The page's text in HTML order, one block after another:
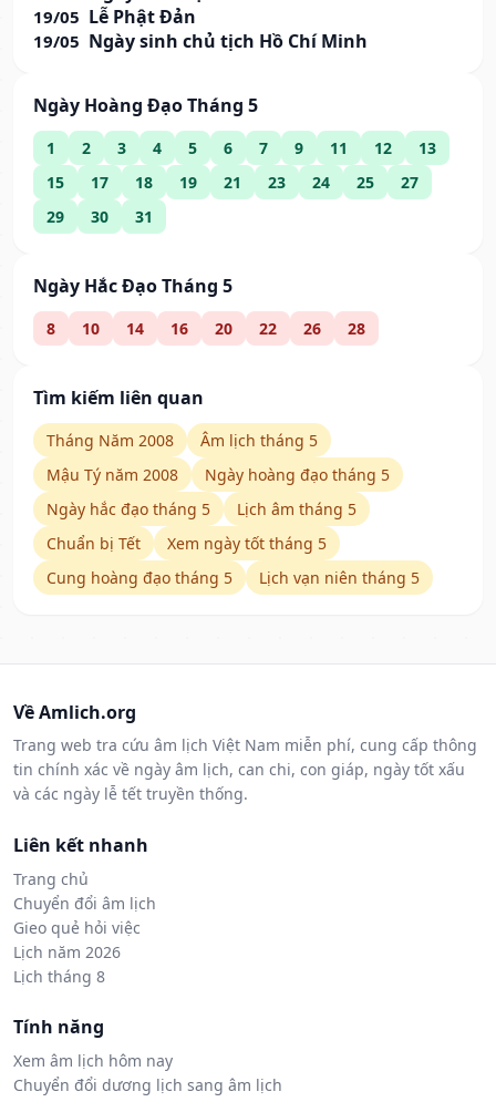
19/05 Lễ Phật Đản
19/05 Ngày sinh chủ tịch Hồ Chí Minh
Ngày Hoàng Đạo Tháng 5
1 2 3 4 5 6 7 9 11 12
13
15
17 18 19 21 23 24 25
27
29
30 31
Ngày Hắc Đạo Tháng 5
8 10 14 16 20 22 26 28
Tìm kiếm liên quan
Tháng Năm 2008
Âm lịch tháng 5
Mậu Tý năm 2008
Ngày hoàng đạo tháng 5
Ngày hắc đạo tháng 5
Lịch âm tháng 5
Chuẩn bị Tết
Xem ngày tốt tháng 5
Cung hoàng đạo tháng 5
Lịch vạn niên tháng 5
Về Amlich.org
Trang web tra cứu âm lịch Việt Nam miễn phí, cung cấp thông
tin chính xác về ngày âm lịch, can chi, con giáp, ngày tốt xấu
và các ngày lễ tết truyền thống.
Liên kết nhanh
Trang chủ
Chuyển đổi âm lịch
Gieo quẻ hỏi việc
Lịch năm 2026
Lịch tháng 8
Tính năng
Xem âm lịch hôm nay
Chuyển đổi dương lịch sang âm lịch